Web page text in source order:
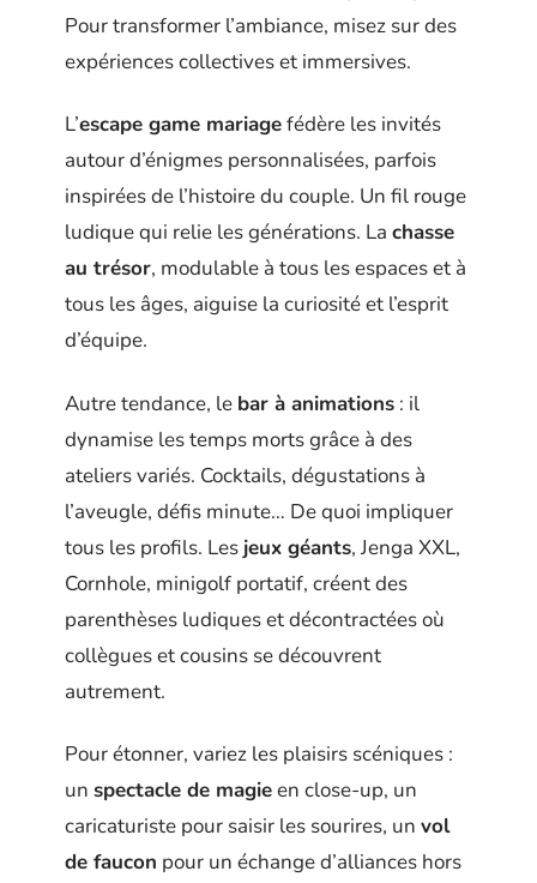
Pour transformer l’ambiance, misez sur des
expériences collectives et immersives.
L’escape game mariagefédère les invités
autour d’énigmes personnalisées, parfois
inspirées de l’histoire du couple. Un fil rouge
ludique qui relie les générations. La chasse
au trésor, modulable à tous les espaces et à
tous les âges, aiguise la curiosité et l’esprit
d’équipe.
Autre tendance, le bar à animations : il
dynamise les temps morts grâce à des
ateliers variés. Cocktails, dégustations à
l’aveugle, défis minute… De quoi impliquer
tous les profils. Les jeux géants, Jenga XXL,
Cornhole, minigolf portatif, créent des
parenthèses ludiques et décontractées où
collègues et cousins se découvrent
autrement.
Pour étonner, variez les plaisirs scéniques :
un spectacle de magieen close-up, un
caricaturiste pour saisir les sourires, un vol
de faucon pour un échange d’alliances hors